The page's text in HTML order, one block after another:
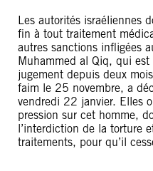
Les autorités israéliennes
fin à tout traitement
autres sanctions infligées
Muhammed al Qiq, qui
jugement depuis deux
faim le 25 novembre, a
vendredi 22 janvier. Elles
pression sur cet homme,
l’interdiction de la torture
traitements, pour qu’il